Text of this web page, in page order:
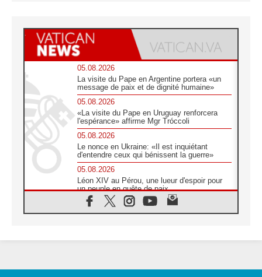
05.08.2026
La visite du Pape en Argentine portera «un
message de paix et de dignité humaine»
05.08.2026
«La visite du Pape en Uruguay renforcera
l'espérance» affirme Mgr Tróccoli
05.08.2026
Le nonce en Ukraine: «Il est inquiétant
d'entendre ceux qui bénissent la guerre»
05.08.2026
Léon XIV au Pérou, une lueur d'espoir pour
un peuple en quête de paix
05.08.2026
SCEAM: L'Église en Afrique vers